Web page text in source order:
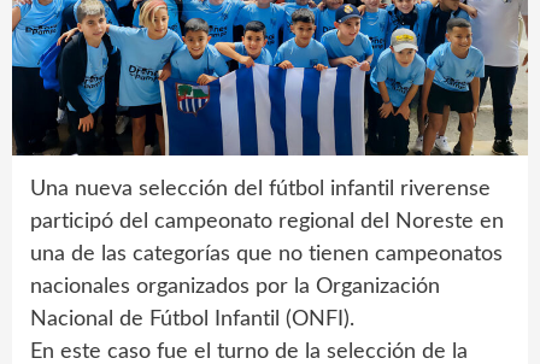
Una nueva selección del fútbol infantil riverense
participó del campeonato regional del Noreste en
una de las categorías que no tienen campeonatos
nacionales organizados por la Organización
Nacional de Fútbol Infantil (ONFI).
En este caso fue el turno de la selección de la